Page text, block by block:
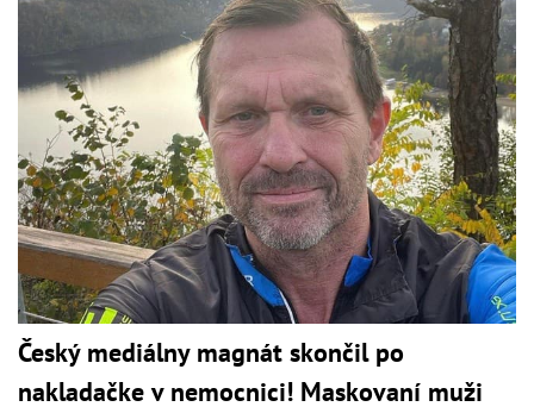
Český mediálny magnát skončil po
nakladačke v nemocnici! Maskovaní muži